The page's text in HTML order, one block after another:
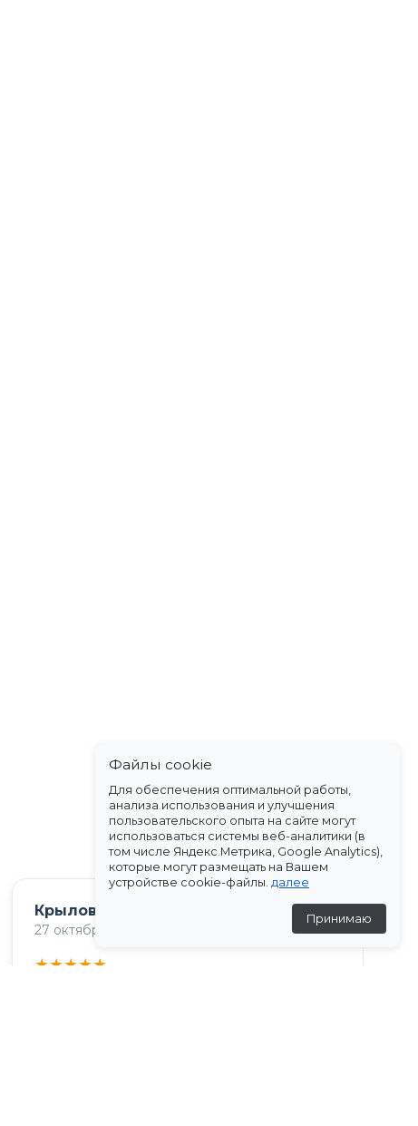
Крылова Анастасия Васильевна
27 октября 2025
★★★★★
Файлы cookie
Для обеспечения оптимальной работы,
анализа использования и улучшения
пользовательского опыта на сайте могут
использоваться системы веб-аналитики (в
том числе Яндекс.Метрика, Google Analytics),
которые могут размещать на Вашем
устройстве cookie-файлы. далее
Принимаю